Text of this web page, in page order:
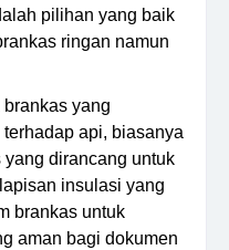
pilihan yang baik
ringan namun
brankas yang
api, biasanya
dirancang untuk
insulasi yang
brankas untuk
aman bagi dokumen